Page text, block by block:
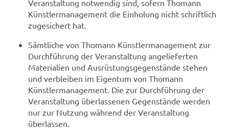
Veranstaltung notwendig sind, sofern Thomann
Künstlermanagement die Einholung nicht schriftlich
zugesichert hat.
Sämtliche von Thomann Künstlermanagement zur
Durchführung der Veranstaltung angelieferten
Materialien und Ausrüstungsgegenstände stehen
und verbleiben im Eigentum von Thomann
Künstlermanagement. Die zur Durchführung der
Veranstaltung überlassenen Gegenstände werden
nur zur Nutzung während der Veranstaltung
überlassen.